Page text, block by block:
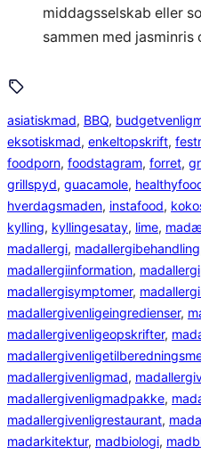
middagsselskab eller
sammen med jasminris
asiatiskmad, BBQ,
eksotiskmad, enkeltopskrift,
foodporn, foodstagram, forret,
grillspyd, guacamole,
hverdagsmaden, instafood,
kylling, kyllingesatay, lime,
madallergi, madallergibehandling
madallergiinformation,
madallergisymptomer,
madallergivenligeingredienser,
madallergivenligeopskrifter,
madallergivenligmad,
madallergivenligmadpakke,
madallergivenligrestaurant,
madarkitektur, madbiologi,